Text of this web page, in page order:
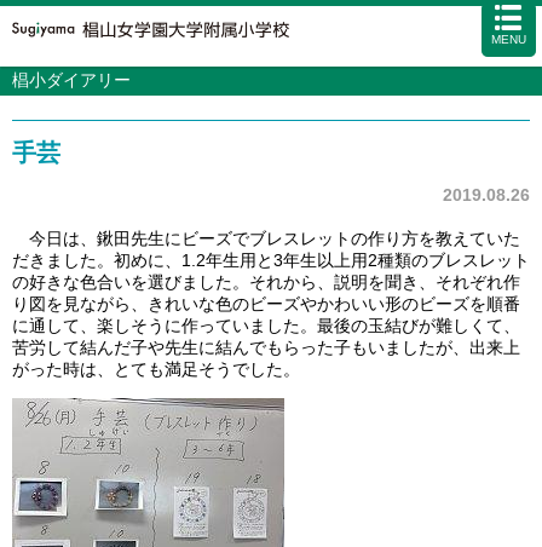
MENU
学校案内 カリキュラム
アクセス 資料請求 お問い合わせ サイトマップ
椙小ダイアリー
手芸
2019.08.26
今日は、鍬田先生にビーズでブレスレットの作り方を教えていた
だきました。初めに、1.2年生用と3年生以上用2種類のブレスレット
の好きな色合いを選びました。それから、説明を聞き、それぞれ作
り図を見ながら、きれいな色のビーズやかわいい形のビーズを順番
に通して、楽しそうに作っていました。最後の玉結びが難しくて、
苦労して結んだ子や先生に結んでもらった子もいましたが、出来上
がった時は、とても満足そうでした。